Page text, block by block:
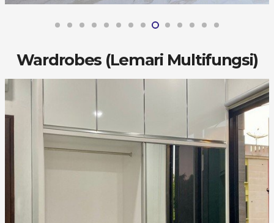
Wardrobes (Lemari Multifungsi)